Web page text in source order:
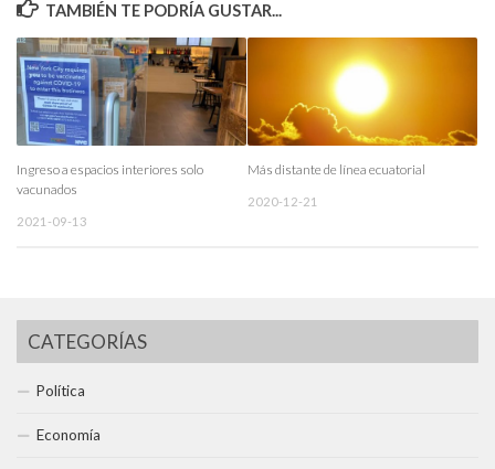
TAMBIÉN TE PODRÍA GUSTAR...
Ingreso a espacios interiores solo
vacunados
2021-09-13
Más distante de línea ecuatorial
2020-12-21
CATEGORÍAS
Política
Economía